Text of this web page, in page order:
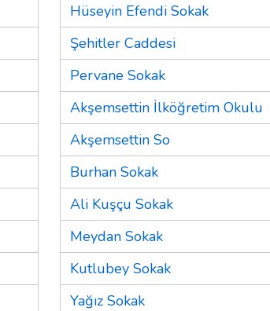
Hüseyin Efendi Sokak
Şehitler Caddesi
Pervane Sokak
Akşemsettin İlköğretim Okulu
Akşemsettin So
Burhan Sokak
Ali Kuşçu Sokak
Meydan Sokak
Kutlubey Sokak
Yağız Sokak